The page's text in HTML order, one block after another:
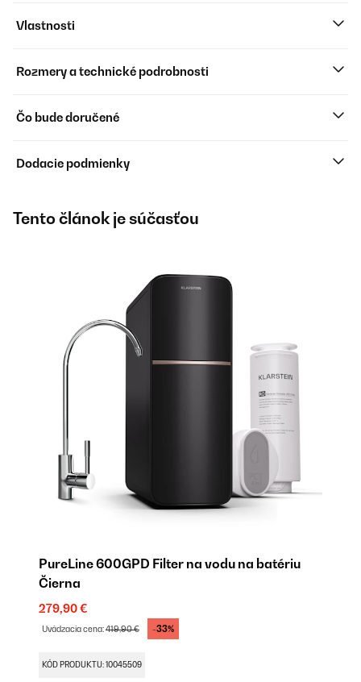
Vlastnosti
Rozmery a technické podrobnosti
Čo bude doručené
Dodacie podmienky
Tento článok je súčasťou
PureLine 600GPD Filter na vodu na batériu
Čierna
279,90 €
Uvádzacia cena:419,90 € -33%
KÓD PRODUKTU: 10045509